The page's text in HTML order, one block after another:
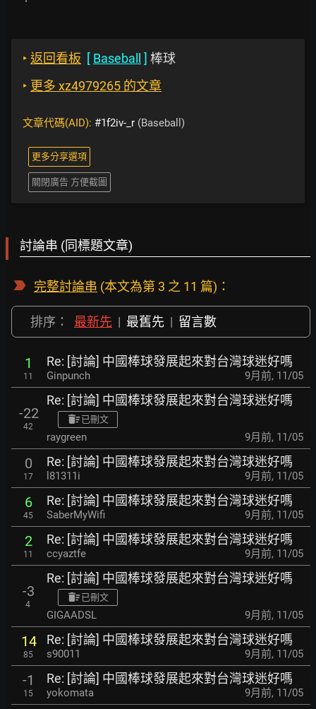
‣ 返回看板 [ Baseball ] 棒球
‣ 更多 xz4979265 的文章
文章代碼(AID): #1f2iv-_r (Baseball)
更多分享選項
關閉廣告 方便截圖
討論串 (同標題文章)
完整討論串 (本文為第 3 之 11 篇)：
排序： 最新先 | 最舊先 | 留言數
1
11
Re: [討論] 中國棒球發展起來對台灣球迷好嗎
Ginpunch 9月前, 11/05
-22
42
Re: [討論] 中國棒球發展起來對台灣球迷好嗎
已刪文
raygreen 9月前, 11/05
0
17
Re: [討論] 中國棒球發展起來對台灣球迷好嗎
l81311i 9月前, 11/05
6
45
Re: [討論] 中國棒球發展起來對台灣球迷好嗎
SaberMyWifi 9月前, 11/05
2
11
Re: [討論] 中國棒球發展起來對台灣球迷好嗎
ccyaztfe 9月前, 11/05
-3
4
Re: [討論] 中國棒球發展起來對台灣球迷好嗎
已刪文
GIGAADSL 9月前, 11/05
14
85
Re: [討論] 中國棒球發展起來對台灣球迷好嗎
s90011 9月前, 11/05
-1
15
Re: [討論] 中國棒球發展起來對台灣球迷好嗎
yokomata 9月前, 11/05